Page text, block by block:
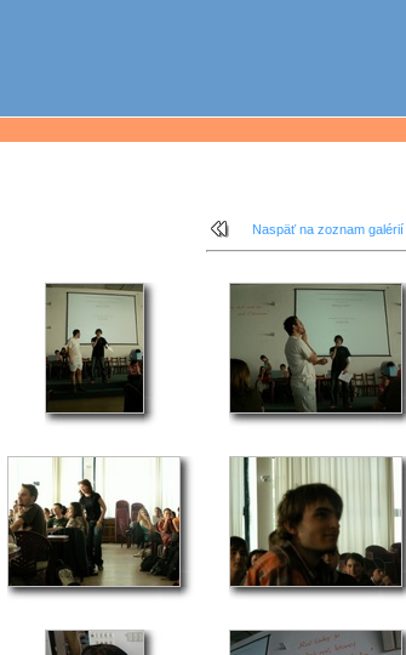
Naspäť na zoznam galérií